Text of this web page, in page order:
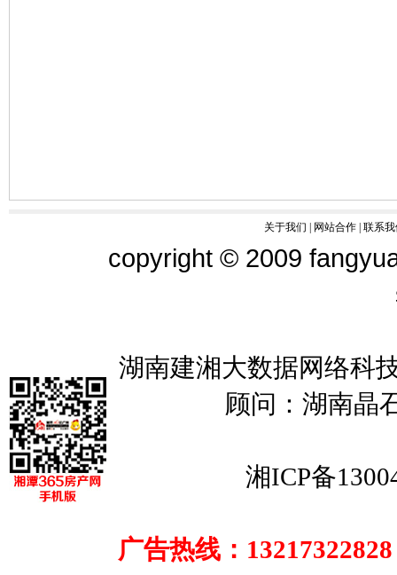
关于我们 网站合作 联系
copyright © 2009
湖南建湘大数据网络
顾问：湖南晶
湘ICP备
广告热线：13217322828